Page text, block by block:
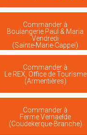
Commander à
Boulangerie Paul & Maria
Vendredi
(Sainte-Marie-Cappel)
Commander à
Le REX, Office de Tourisme
(Armentières)
Commander à
Ferme Vernaelde
(Coudekerque-Branche)